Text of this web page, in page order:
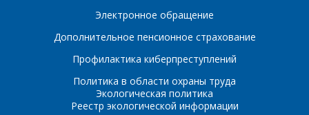
Электронное обращение
Дополнительное пенсионное страхование
Профилактика киберпреступлений
Политика в области охраны труда
Экологическая политика
Реестр экологической информации